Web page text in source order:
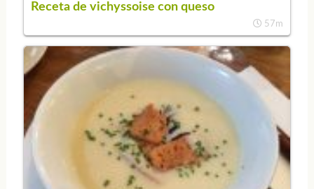
Receta de vichyssoise con queso
57m